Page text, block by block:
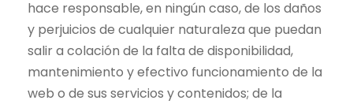
hace responsable, en ningún caso, de los daños
y perjuicios de cualquier naturaleza que puedan
salir a colación de la falta de disponibilidad,
mantenimiento y efectivo funcionamiento de la
web o de sus servicios y contenidos; de la